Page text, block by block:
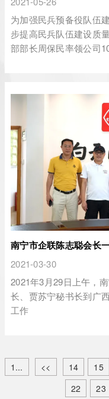
为加强民兵预备役队伍
步提高民兵队伍建设质
部部长周保民率领公司
南宁市企联陈志聪会长
2021-03-30
2021年3月29日上午，
长、贾苏宁秘书长到广
工作
1... << 14 15
22
23